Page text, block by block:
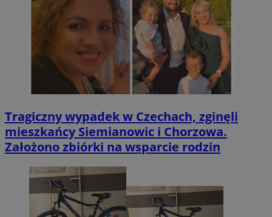
Tragiczny wypadek w Czechach, zginęli
mieszkańcy Siemianowic i Chorzowa.
Założono zbiórki na wsparcie rodzin